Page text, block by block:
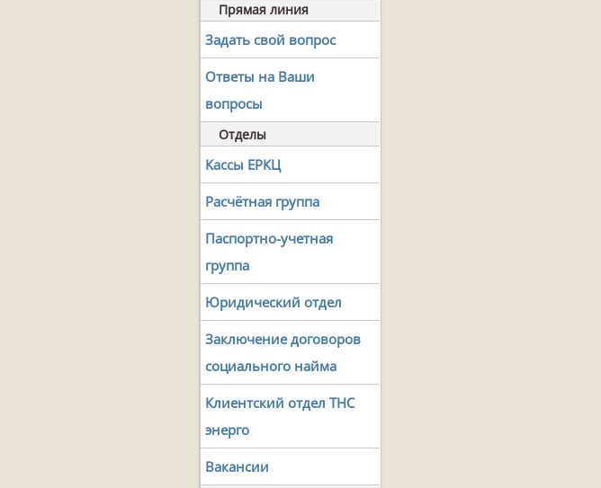
Прямая линия
Задать свой вопрос
Ответы на Ваши
вопросы
Отделы
Кассы ЕРКЦ
Расчётная группа
Паспортно-учетная
группа
Юридический отдел
Заключение договоров
социального найма
Клиентский отдел ТНС
энерго
Вакансии